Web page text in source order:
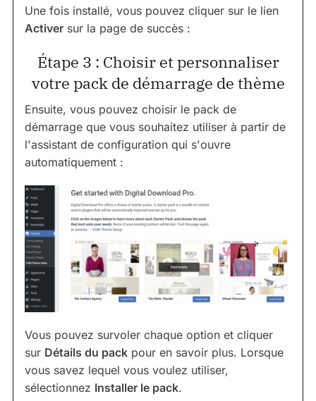
Une fois installé, vous pouvez cliquer sur le lien
Activer sur la page de succès :
Étape 3 : Choisir et personnaliser
votre pack de démarrage de thème
Ensuite, vous pouvez choisir le pack de
démarrage que vous souhaitez utiliser à partir de
l'assistant de configuration qui s'ouvre
automatiquement :
Vous pouvez survoler chaque option et cliquer
sur Détails du pack pour en savoir plus. Lorsque
vous savez lequel vous voulez utiliser,
sélectionnez Installer le pack.